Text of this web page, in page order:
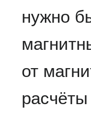
нужно
от